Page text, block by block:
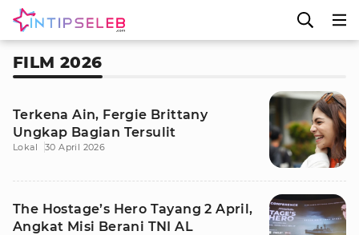
FILM 2026
Terkena Ain, Fergie Brittany
Ungkap Bagian Tersulit
Lokal 30 April 2026
The Hostage’s Hero Tayang 2 April,
Angkat Misi Berani TNI AL